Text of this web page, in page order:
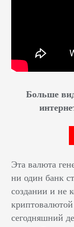
Больше
Эта валюта
ни один банк
создании и не
сегодняшний